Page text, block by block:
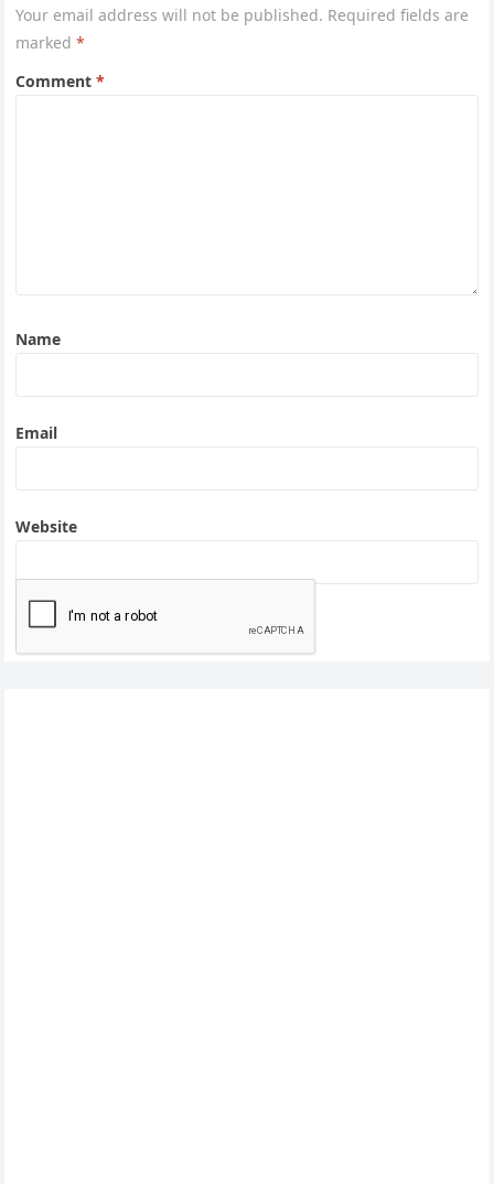
Your email address will not be published. Required fields are
marked*
Comment*
Name
Email
Website